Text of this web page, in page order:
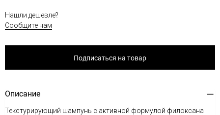
Нашли дешевле?
Сообщите нам
Подписаться на товар
Описание
Текстурирующий шампунь с активной формулой филоксана